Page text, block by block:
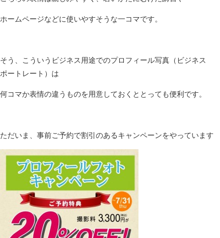
ホームページなどに使いやすそうな一コマです。
そう、こういうビジネス用途でのプロフィール写真（ビジネス
ポートレート）は
何コマか表情の違うものを用意しておくととっても便利です。
ただいま、事前ご予約で割引のあるキャンペーンをやっています